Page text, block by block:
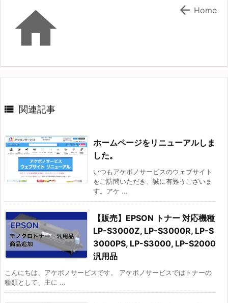
  Home
 関連記事
ホームページをリニューアルしま
した。
いつもアケボノサービスのウェブサイト
をご訪問いただき、誠に有難うございま
す。アケ ...
【販売】EPSON トナー 対応機種
LP-S3000Z, LP-S3000R, LP-S
3000PS, LP-S3000, LP-S2000
汎用品
こんにちは、アケボノサービスです。 アケボノサービスではトナーの
種類として、主に ...